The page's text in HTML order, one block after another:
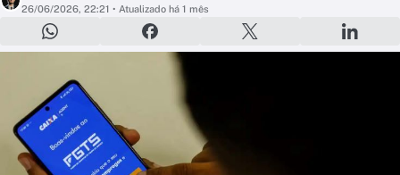
26/06/2026, 22:21 • Atualizado há 1 mês